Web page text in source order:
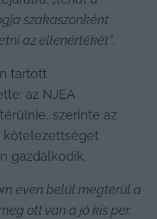
szakaszonként
az ellenértékét”.
tartott
az NJEA
szerinte az
kötelezettséget
gazdálkodik.
éven belül megtérül a
ott van a jó kis per.